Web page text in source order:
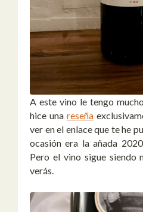
A este vino le tengo
hice una reseña
ver en el enlace que te he
ocasión era la añada
Pero el vino sigue siendo
verás.